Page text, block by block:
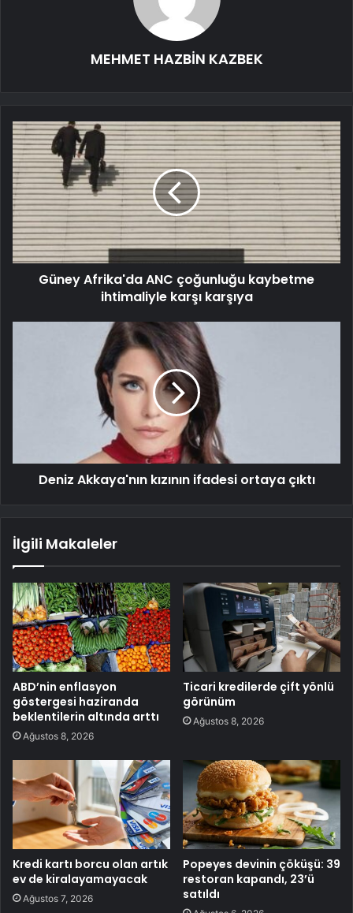
MEHMET HAZBİN KAZBEK
Güney Afrika'da ANC çoğunluğu kaybetme
ihtimaliyle karşı karşıya
Deniz Akkaya'nın kızının ifadesi ortaya çıktı
İlgili Makaleler
ABD’nin enflasyon
göstergesi haziranda
beklentilerin altında arttı
Ağustos 8, 2026
Ticari kredilerde çift yönlü
görünüm
Ağustos 8, 2026
Kredi kartı borcu olan artık
ev de kiralayamayacak
Ağustos 7, 2026
Popeyes devinin çöküşü: 39
restoran kapandı, 23’ü
satıldı